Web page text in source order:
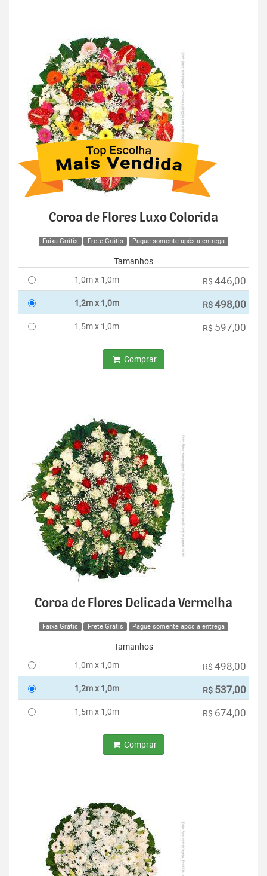
Coroa de Flores Luxo Colorida
Faixa Grátis Frete Grátis Pague somente após a entrega
Tamanhos
1,0m x 1,0m
R$ 446,00
1,2m x 1,0m R$498,00
1,5m x 1,0m R$ 597,00
Comprar
Coroa de Flores Delicada Vermelha
Faixa Grátis Frete Grátis Pague somente após a entrega
Tamanhos
1,0m x 1,0m
R$ 498,00
1,2m x 1,0m R$ 537,00
1,5m x 1,0m R$ 674,00
Comprar